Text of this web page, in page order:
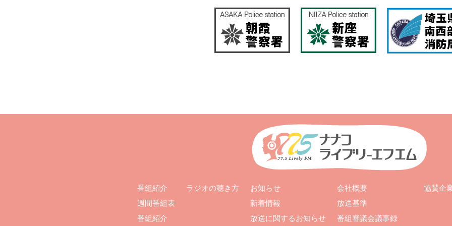
番組紹介
週間番組表
番組紹介
ラジオの聴き方
お知らせ
新着情報
放送に関するお知らせ
会社概要
放送基準
番組審議会議事録
協賛企